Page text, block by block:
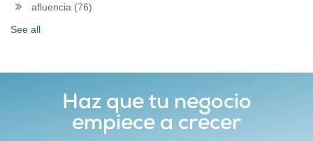
afluencia (76)
See all
Haz que tu negocio
empiece a crecer